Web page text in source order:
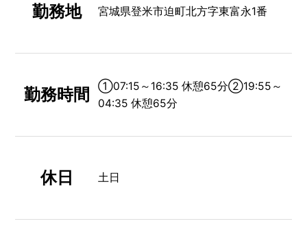
勤務地 宮城県登米市迫町北方字東富永1番
勤務時間
①07:15～16:35 休憩65分②19:55～
04:35 休憩65分
休日 土日